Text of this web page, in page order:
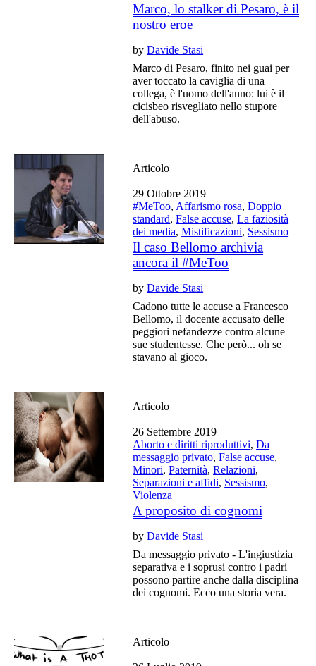
Marco, lo stalker di Pesaro, è il
nostro eroe
byDavide Stasi
Marco di Pesaro, finito nei guai per
aver toccato la caviglia di una
collega, è l'uomo dell'anno: lui è il
cicisbeo risvegliato nello stupore
dell'abuso.
Articolo
29 Ottobre 2019
#MeToo, Affarismo rosa,Doppio
standard,False accuse,La faziosità
dei media,Mistificazioni, Sessismo
Il caso Bellomo archivia
ancora il #MeToo
byDavide Stasi
Cadono tutte le accuse a Francesco
Bellomo, il docente accusato delle
peggiori nefandezze contro alcune
sue studentesse. Che però... oh se
stavano al gioco.
Articolo
26 Settembre 2019
Aborto e diritti riproduttivi,Da
messaggio privato,False accuse,
Minori,Paternità,Relazioni,
Separazioni e affidi, Sessismo,
Violenza
A proposito di cognomi
byDavide Stasi
Da messaggio privato - L'ingiustizia
separativa e i soprusi contro i padri
possono partire anche dalla disciplina
dei cognomi. Ecco una storia vera.
Articolo